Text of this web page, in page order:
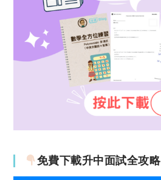
免費下載升中面試全攻略